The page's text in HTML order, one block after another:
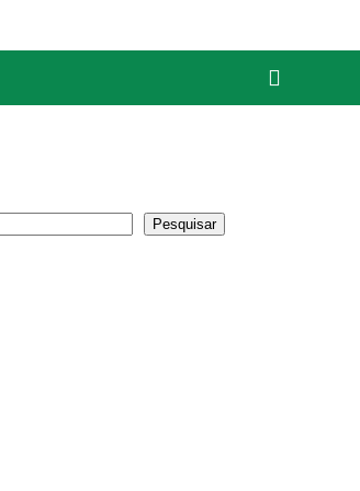
Pesquisar